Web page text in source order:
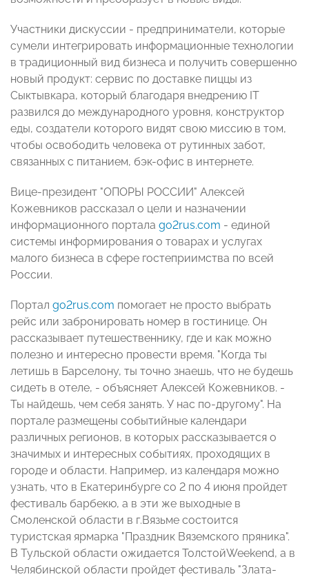
Участники дискуссии - предприниматели, которые
сумели интегрировать информационные технологии
в традиционный вид бизнеса и получить совершенно
новый продукт: сервис по доставке пиццы из
Сыктывкара, который благодаря внедрению IT
развился до международного уровня, конструктор
еды, создатели которого видят свою миссию в том,
чтобы освободить человека от рутинных забот,
связанных с питанием, бэк-офис в интернете.
Вице-президент "ОПОРЫ РОССИИ" Алексей
Кожевников рассказал о цели и назначении
информационного портала go2rus.com - единой
системы информирования о товарах и услугах
малого бизнеса в сфере гостеприимства по всей
России.
Портал go2rus.com помогает не просто выбрать
рейс или забронировать номер в гостинице. Он
рассказывает путешественнику, где и как можно
полезно и интересно провести время. "Когда ты
летишь в Барселону, ты точно знаешь, что не будешь
сидеть в отеле, - объясняет Алексей Кожевников. -
Ты найдешь, чем себя занять. У нас по-другому". На
портале размещены событийные календари
различных регионов, в которых рассказывается о
значимых и интересных событиях, проходящих в
городе и области. Например, из календаря можно
узнать, что в Екатеринбурге со 2 по 4 июня пройдет
фестиваль барбекю, а в эти же выходные в
Смоленской области в г.Вязьме состоится
туристская ярмарка "Праздник Вяземского пряника".
В Тульской области ожидается ТолстойWeekend, а в
Челябинской области пройдет фестиваль "Злата-